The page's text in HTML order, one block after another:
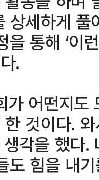
상세하게
통해 ‘이
.
가 어떤지
것이다.
생각을 했다
도 힘을 내